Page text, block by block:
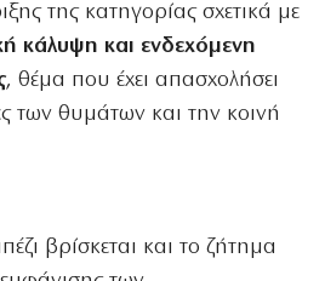
της κατηγορίας σχετικά με
κάλυψη και ενδεχόμενη
, θέμα που έχει απασχολήσει
των θυμάτων και την κοινή
βρίσκεται και το ζήτημα